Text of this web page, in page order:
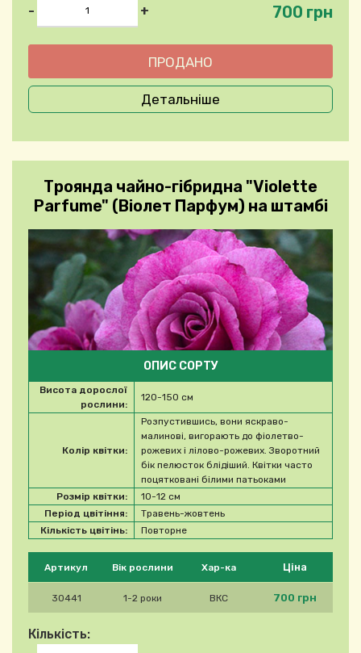
-
+ 700 грн
Детальніше
Троянда чайно-гібридна "Violette
Parfume" (Віолет Парфум) на штамбі
Будь ласка, виберіть продукт
Артикул Вік рослини Хар-ка Ціна
30441 1-2 роки ВКС 700 грн
Кількість:
ОПИС СОРТУ
Висота дорослої
рослини:
120-150 см
Колір квітки:
Розпустившись, вони яскраво-
малинові, вигорають до фіолетво-
рожевих і лілово-рожевих. Зворотний
бік пелюсток блідіший. Квітки часто
поцятковані білими патьоками
Розмір квітки:
10-12 см
Період цвітіння:
Травень-жовтень
Кількість цвітінь:
Повторне